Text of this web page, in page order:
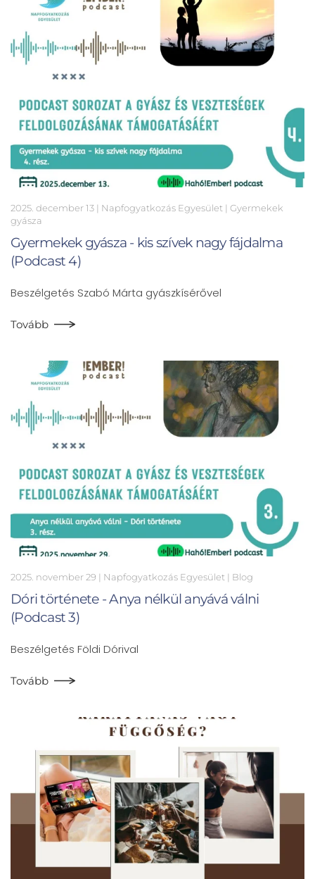
2025. december 13 | Napfogyatkozás Egyesület | Gyermekek
gyásza
Gyermekek gyásza - kis szívek nagy fájdalma
(Podcast 4)
Beszélgetés Szabó Márta gyászkísérővel
Tovább
2025. november 29 | Napfogyatkozás Egyesület | Blog
Dóri története - Anya nélkül anyává válni
(Podcast 3)
Beszélgetés Földi Dórival
Tovább